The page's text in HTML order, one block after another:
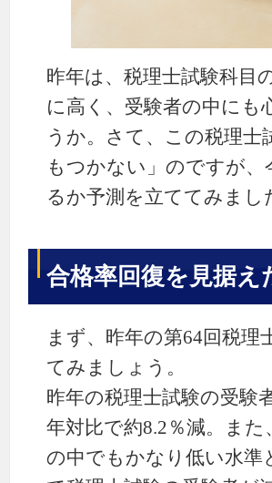
昨年は、税理士試験科目
に高く、受験者の中に
うか。さて、この税理士
もつかない」のですが
るか予測を立ててみまし
合格率回復を見据
まず、昨年の第64回税
てみましょう。
昨年の税理士試験の受験
年対比で約8.2％減。ま
の中でもかなり低い水準